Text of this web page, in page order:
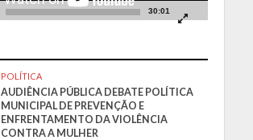
30:01
POLÍTICA
AUDIÊNCIA PÚBLICA DEBATE POLÍTICA
MUNICIPAL DE PREVENÇÃO E
ENFRENTAMENTO DA VIOLÊNCIA
CONTRA A MULHER